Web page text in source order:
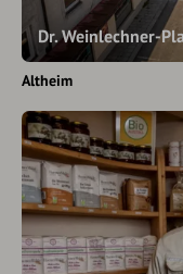
Dr. Weinlechner-
Altheim